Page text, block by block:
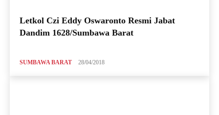
Letkol Czi Eddy Oswaronto Resmi Jabat
Dandim 1628/Sumbawa Barat
SUMBAWA BARAT 28/04/2018